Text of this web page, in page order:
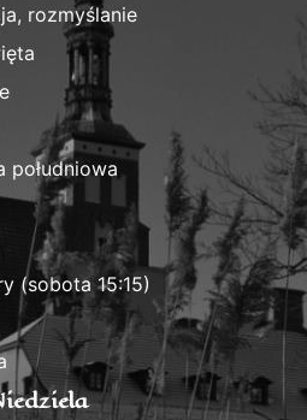
rozmyślanie
południowa
(sobota 15:15)